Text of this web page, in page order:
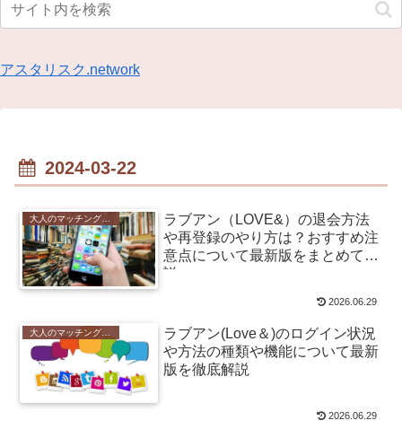
アスタリスク.network
2024-03-22
大人のマッチングアプリ
ラブアン（LOVE&）の退会方法
や再登録のやり方は？おすすめ注
意点について最新版をまとめて解
説
2026.06.29
ラブアン(Love＆)のログイン状況
や方法の種類や機能について最新
版を徹底解説
2026.06.29